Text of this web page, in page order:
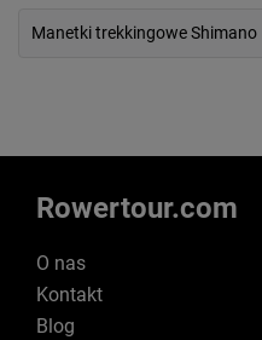
Manetki trekkingowe Shimano
Rowertour.com
O nas
Kontakt
Blog